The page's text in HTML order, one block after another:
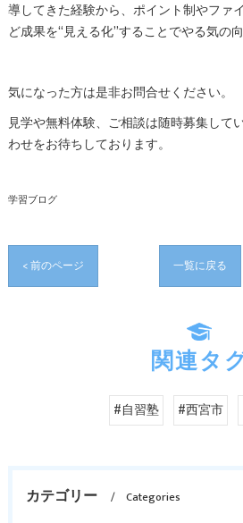
導してきた経験から、ポイント制やファ
ど成果を“見える化”することでやる気の
気になった方は是非お問合せください。
見学や無料体験、ご相談は随時募集して
わせをお待ちしております。
学習ブログ
< 前のページ 一覧に戻る
関連タ
#自習塾 #西宮市
カテゴリー
Categories